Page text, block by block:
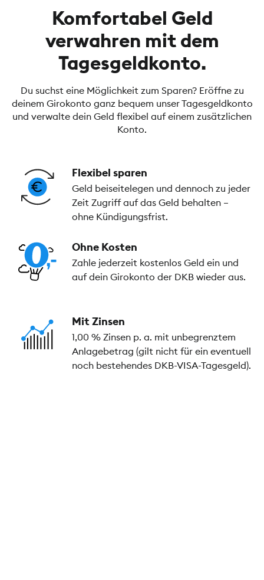
Komfortabel Geld
verwahren mit dem
Tagesgeldkonto.
Du suchst eine Möglichkeit zum Sparen? Eröffne zu
deinem Girokonto ganz bequem unser Tagesgeldkonto
und verwalte dein Geld flexibel auf einem zusätzlichen
Konto.
Flexibel sparen
Geld beiseitelegen und dennoch zu jeder
Zeit Zugriff auf das Geld behalten –
ohne Kündigungsfrist.
Ohne Kosten
Zahle jederzeit kostenlos Geld ein und
auf dein Girokonto der DKB wieder aus.
Mit Zinsen
1,00 % Zinsen p. a. mit unbegrenztem
Anlagebetrag (gilt nicht für ein eventuell
noch bestehendes DKB-VISA-Tagesgeld).